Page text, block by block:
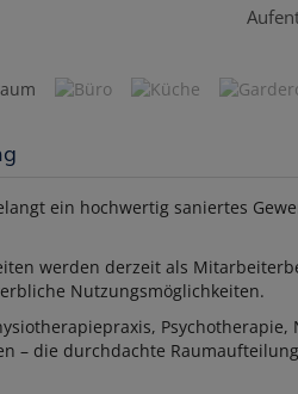
ein hochwertig saniertes
werden derzeit als
Nutzungsmöglichkeiten.
– die durchdachte